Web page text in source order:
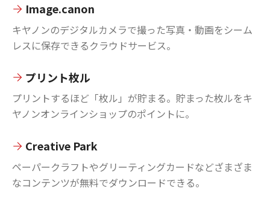
Image.canon
キヤノンのデジタルカメラで撮った写真・動画をシーム
レスに保存できるクラウドサービス。
プリント枚ル
プリントするほど「枚ル」が貯まる。貯まった枚ルをキ
ヤノンオンラインショップのポイントに。
Creative Park
ペーパークラフトやグリーティングカードなどざまざま
なコンテンツが無料でダウンロードできる。